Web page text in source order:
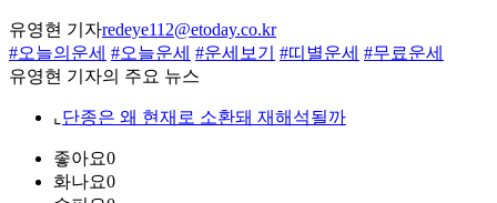
유영현 기자redeye112@etoday.co.kr
#오늘의운세 #오늘운세 #운세보기 #띠별운세 #무료운세
유영현 기자의 주요 뉴스
⌞ 단종은 왜 현재로 소환돼 재해석될까
좋아요0
화나요0